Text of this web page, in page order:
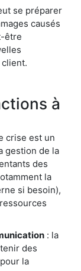
se préparer
causés
être
à
crise est un
gestion de la
des
la
si besoin),
: la
des
la